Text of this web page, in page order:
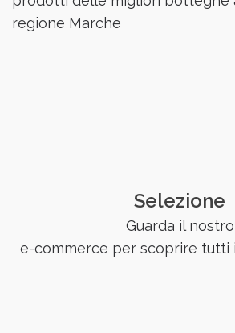
regione Marche
Selezione
Guarda il nostro
e-commerce per scoprire tutti